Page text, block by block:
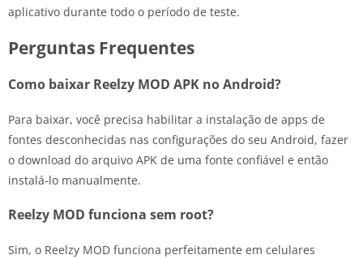
aplicativo durante todo o período de teste.
Perguntas Frequentes
Como baixar Reelzy MOD APK no Android?
Para baixar, você precisa habilitar a instalação de apps de
fontes desconhecidas nas configurações do seu Android, fazer
o download do arquivo APK de uma fonte confiável e então
instalá-lo manualmente.
Reelzy MOD funciona sem root?
Sim, o Reelzy MOD funciona perfeitamente em celulares